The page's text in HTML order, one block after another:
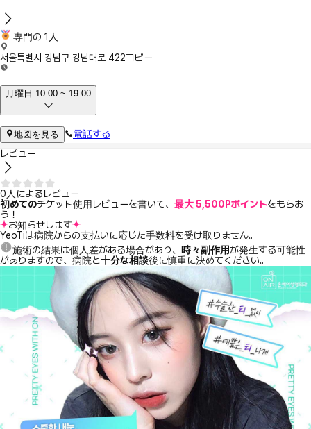
専門の 1人
서울특별시 강남구 강남대로 422コピー
月曜日 10:00 ~ 19:00
地図を見る
電話する
レビュー
0人によるレビュー
初めてのチケット使用レビューを書いて、 最大 5,500Pポイントをもらお
う！
お知らせします
YeoTiは病院からの支払いに応じた手数料を受け取りません。
施術の結果は個人差がある場合があり、 時々副作用が発生する可能性
がありますので、病院と十分な相談後に慎重に決めてください。